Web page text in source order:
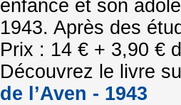
enfance et son
1943. Après des
Prix : 14 € + 3,90 €
Découvrez le livre
de l’Aven - 1943